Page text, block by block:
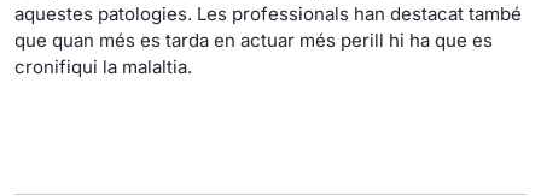
aquestes patologies. Les professionals han destacat també
que quan més es tarda en actuar més perill hi ha que es
cronifiqui la malaltia.